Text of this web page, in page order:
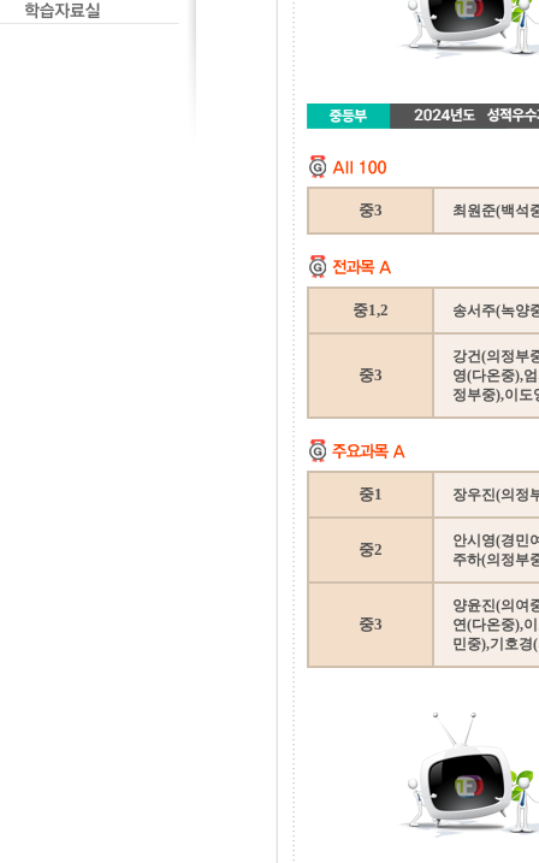
중3 최원준(백석
중1,2 송서주(녹양
중3
강건(의정부
영(다온중),
정부중),이도
중1 장우진(의정
중2
안시영(경민
주하(의정부
중3
양윤진(의여
연(다온중),
민중),기호경